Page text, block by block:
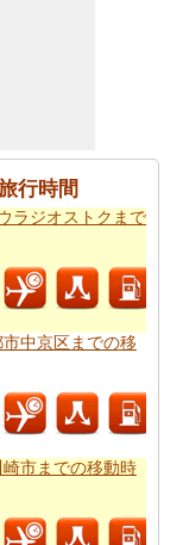
和歌山市までの
得します。
間を費やすこと
が良いかもしれ
和歌山県和歌山
へのルートを知
していません、
和歌山県和歌山
ることができま
慮すべきもう一
行時間
ラジオストクまで
中京区までの移
市までの移動時